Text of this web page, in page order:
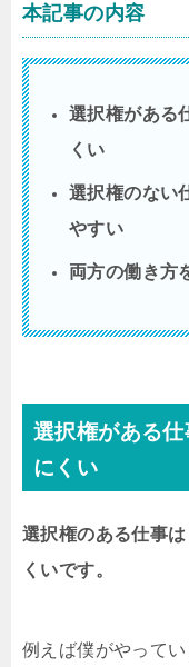
本記事の内容
選択権がある
くい
選択権のない
やすい
両方の働き方
選択権がある
にくい
選択権のある仕事
くいです。
例えば僕がやって